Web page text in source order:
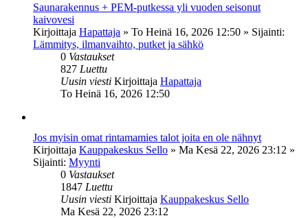
Saunarakennus + PEM-putkessa yli vuoden seisonut
kaivovesi
Kirjoittaja Hapattaja » To Heinä 16, 2026 12:50 » Sijainti:
Lämmitys, ilmanvaihto, putket ja sähkö
0 Vastaukset
827 Luettu
Uusin viesti Kirjoittaja Hapattaja
To Heinä 16, 2026 12:50
Jos myisin omat rintamamies talot joita en ole nähnyt
Kirjoittaja Kauppakeskus Sello » Ma Kesä 22, 2026 23:12 »
Sijainti: Myynti
0 Vastaukset
1847 Luettu
Uusin viesti Kirjoittaja Kauppakeskus Sello
Ma Kesä 22, 2026 23:12